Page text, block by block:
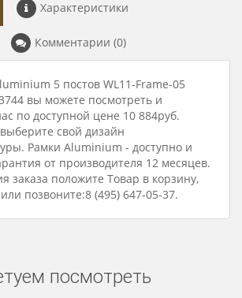
Характеристики
Комментарии (0)
5 постов WL11-Frame-05
вы можете посмотреть и
по доступной цене 10 884руб.
свой дизайн
Рамки Aluminium - доступно и
от производителя 12 месяцев.
заказа положите Товар в корзину,
позвоните:8 (495) 647-05-37.
посмотреть